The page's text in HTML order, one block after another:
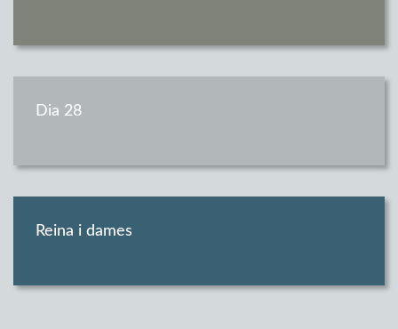
Dia 28
Reina i dames